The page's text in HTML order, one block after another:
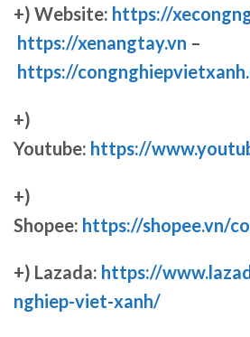
+) Website: https://
https://xenangtay.vn –
https://
+)
Youtube: https://
+)
Shopee: https://shopee.vn/
+) Lazada: https://
nghiep-viet-xanh/